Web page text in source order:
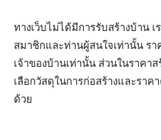
ทางเว็บไม่ได้มีการรับสร้างบ้าน เ
สมาชิกและท่านผู้สนใจเท่านั้น รา
เจ้าของบ้านเท่านั้น ส่วนในราคา
เลือกวัสดุในการก่อสร้างและรา
ด้วย